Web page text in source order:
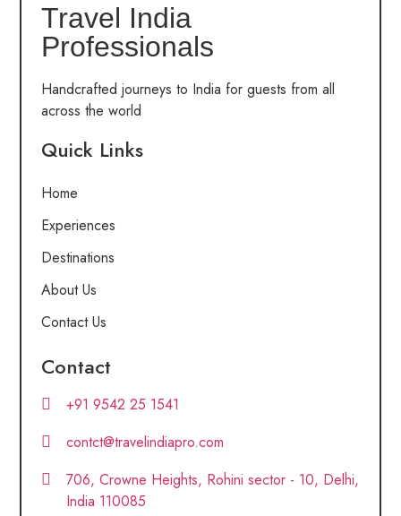
Travel India
Professionals
Handcrafted journeys to India for guests from all
across the world
Quick Links
Home
Experiences
Destinations
About Us
Contact Us
Contact
+91 9542 25 1541
contct@travelindiapro.com
706, Crowne Heights, Rohini sector - 10, Delhi,
India 110085